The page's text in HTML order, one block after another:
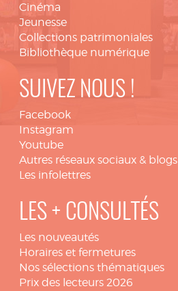
Cinéma
Jeunesse
Collections patrimoniales
Bibliothèque numérique
SUIVEZ NOUS !
Facebook
Instagram
Youtube
Autres réseaux sociaux & blogs
Les infolettres
LES + CONSULTÉS
Les nouveautés
Horaires et fermetures
Nos sélections thématiques
Prix des lecteurs 2026